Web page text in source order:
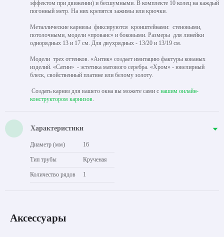
эффектом при движении) и бесшумными. В комплекте 10 колец на каждый
погонный метр. На них крепятся зажимы или крючки.
Металлические карнизы фиксируются кронштейнами: стеновыми,
потолочными, модели «прованс» и боковыми. Размеры для линейки
однорядных 13 и 17 см. Для двухрядных - 13/20 и 13/19 см.
Модели трех оттенков. «Антик» создает имитацию фактуры кованых
изделий. «Сатин» - эстетика матового серебра. «Хром» - ювелирный
блеск, свойственный платине или белому золоту.
Создать карниз для вашего окна вы можете сами с нашим онлайн-
конструктором карнизов.
Характеристики
Диаметр (мм) 16
Тип трубы Крученая
Количество рядов 1
Аксессуары